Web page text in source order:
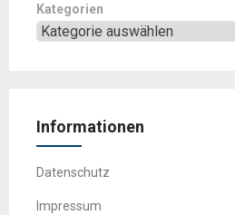
Kategorien
Informationen
Datenschutz
Impressum